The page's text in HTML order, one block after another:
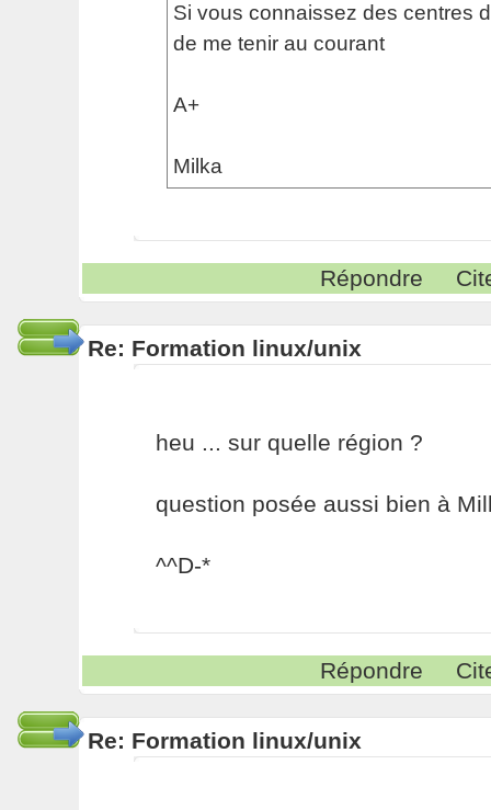
Si vous connaissez des centres
de me tenir au courant
A+
Milka
Répondre
Re: Formation linux/unix
heu ... sur quelle région ?
question posée aussi bien à
^^D-*
Répondre
Re: Formation linux/unix